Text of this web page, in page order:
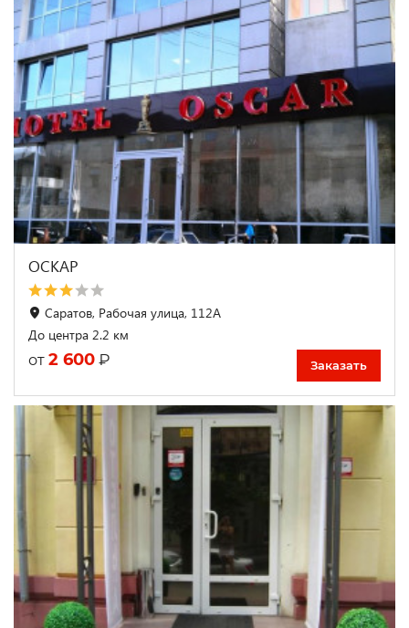
ОСКАР
Саратов, Рабочая улица, 112А
До центра 2.2 км
от 2 600 ₽ Заказать